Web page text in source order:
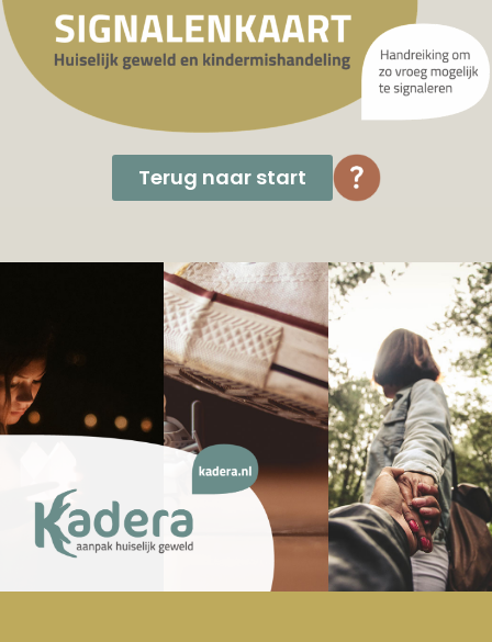
Terug naar start